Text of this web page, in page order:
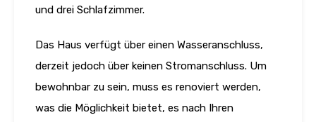
und drei Schlafzimmer.
Das Haus verfügt über einen Wasseranschluss,
derzeit jedoch über keinen Stromanschluss. Um
bewohnbar zu sein, muss es renoviert werden,
was die Möglichkeit bietet, es nach Ihren